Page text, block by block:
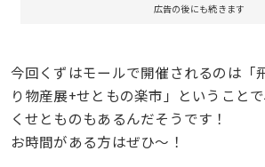
広告の後にも続きます
今回くずはモールで開催されるのは「
り物産展+せともの楽市」ということ
くせとものもあるんだそうです！
お時間がある方はぜひ〜！